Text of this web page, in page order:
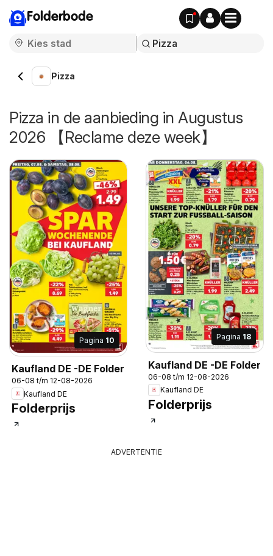
Folderbode
Pizza
Pizza in de aanbieding in Augustus
2026 【Reclame deze week】
Pagina 10
Kaufland DE -DE Folder
06-08 t/m 12-08-2026
Kaufland DE
Folderprijs
Pagina 18
Kaufland DE -DE Folder
06-08 t/m 12-08-2026
Kaufland DE
Folderprijs
ADVERTENTIE